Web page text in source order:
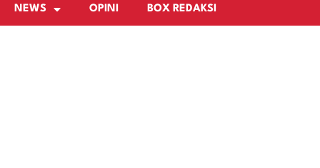
NEWS OPINI BOX REDAKSI